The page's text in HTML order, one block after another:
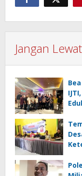
Jangan